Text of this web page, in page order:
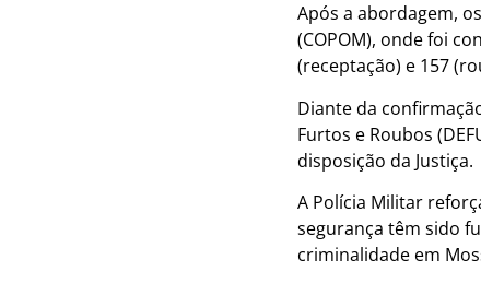
Após a abordagem,
(COPOM), onde foi
(receptação) e 157
Diante da
Furtos e Roubos
disposição da Justiça.
A Polícia Militar
segurança têm sido
criminalidade em